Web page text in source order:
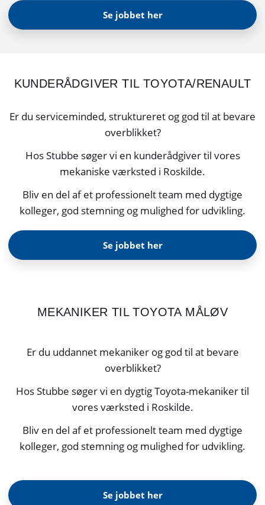
Se jobbet her
KUNDERÅDGIVER TIL TOYOTA/RENAULT
Er du serviceminded, struktureret og god til at bevare
overblikket?
Hos Stubbe søger vi en kunderådgiver til vores
mekaniske værksted i Roskilde.
Bliv en del af et professionelt team med dygtige
kolleger, god stemning og mulighed for udvikling.
Se jobbet her
MEKANIKER TIL TOYOTA MÅLØV
Er du uddannet mekaniker og god til at bevare
overblikket?
Hos Stubbe søger vi en dygtig Toyota-mekaniker til
vores værksted i Roskilde.
Bliv en del af et professionelt team med dygtige
kolleger, god stemning og mulighed for udvikling.
Se jobbet her